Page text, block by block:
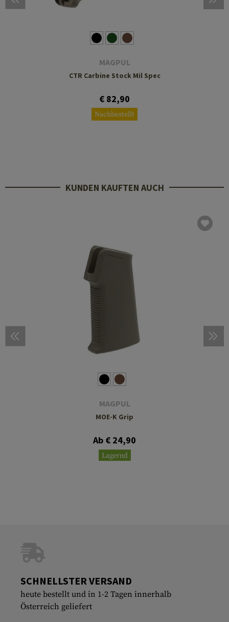
MAGPUL
CTR Carbine Stock Mil Spec
€ 82,90
Nachbestellt
KUNDEN KAUFTEN AUCH
MAGPUL
MOE-K Grip
Ab € 24,90
Lagernd
SCHNELLSTER VERSAND
heute bestellt und in 1-2 Tagen innerhalb
Österreich geliefert